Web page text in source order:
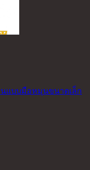
นแบบมือหมุนขนาดเล็ก